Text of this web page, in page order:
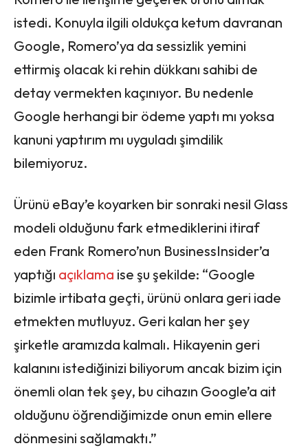
istedi. Konuyla ilgili oldukça ketum davranan
Google, Romero’ya da sessizlik yemini
ettirmiş olacak ki rehin dükkanı sahibi de
detay vermekten kaçınıyor. Bu nedenle
Google herhangi bir ödeme yaptı mı yoksa
kanuni yaptırım mı uyguladı şimdilik
bilemiyoruz.
Ürünü eBay’e koyarken bir sonraki nesil Glass
modeli olduğunu fark etmediklerini itiraf
eden Frank Romero’nun BusinessInsider’a
yaptığı açıklama ise şu şekilde: “Google
bizimle irtibata geçti, ürünü onlara geri iade
etmekten mutluyuz. Geri kalan her şey
şirketle aramızda kalmalı. Hikayenin geri
kalanını istediğinizi biliyorum ancak bizim için
önemli olan tek şey, bu cihazın Google’a ait
olduğunu öğrendiğimizde onun emin ellere
dönmesini sağlamaktı.”